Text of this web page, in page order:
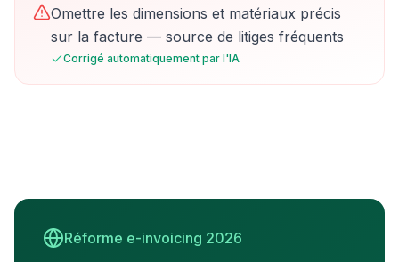
Omettre les dimensions et matériaux précis
sur la facture — source de litiges fréquents
Corrigé automatiquement par l'IA
Réforme e-invoicing 2026